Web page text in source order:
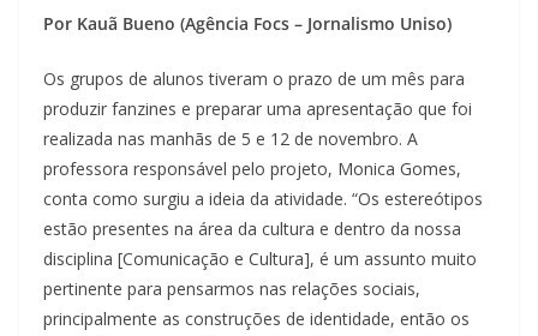
Por Kauã Bueno (Agência Focs – Jornalismo Uniso)
Os grupos de alunos tiveram o prazo de um mês para
produzir fanzines e preparar uma apresentação que foi
realizada nas manhãs de 5 e 12 de novembro. A
professora responsável pelo projeto, Monica Gomes,
conta como surgiu a ideia da atividade. “Os estereótipos
estão presentes na área da cultura e dentro da nossa
disciplina [Comunicação e Cultura], é um assunto muito
pertinente para pensarmos nas relações sociais,
principalmente as construções de identidade, então os